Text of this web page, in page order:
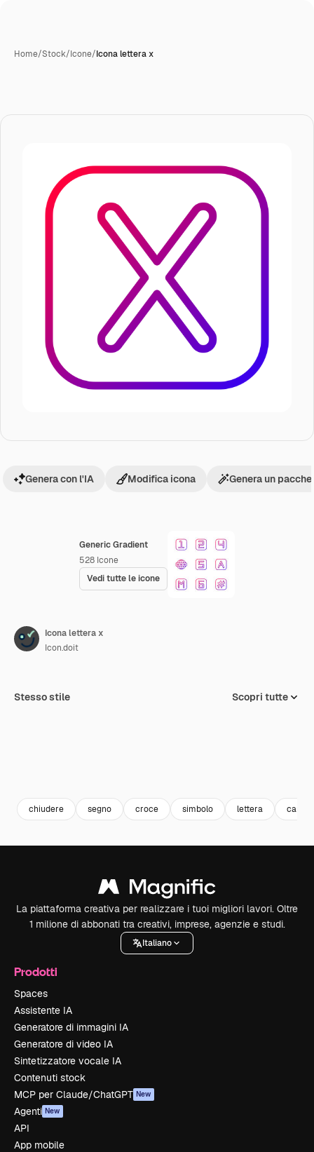
Home/Stock/Icone/Icona lettera x
Generic Gradient
528 Icone
Vedi tutte le icone
Genera con l'IA Modifica icona Genera un
Icona lettera x
Icon.doit
Stesso stile Scopri tutte
chiudere segno croce simbolo lettera
La piattaforma creativa per realizzare i tuoi migliori lavori. Oltre
1 milione di abbonati tra creativi, imprese, agenzie e studi.
Italiano
Prodotti
Spaces
Assistente IA
Generatore di immagini IA
Generatore di video IA
Sintetizzatore vocale IA
Contenuti stock
MCP per Claude/ChatGPT New
Agenti New
API
App mobile